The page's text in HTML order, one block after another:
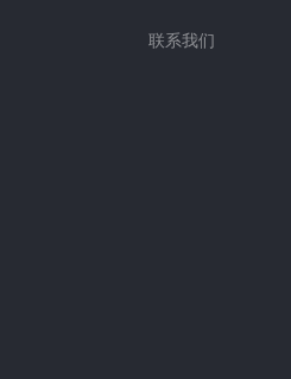
联系我们